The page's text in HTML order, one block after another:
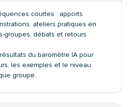
courtes : apports
ateliers pratiques en
groupes, débats et retours
du baromètre IA pour
les exemples et le niveau
groupe.